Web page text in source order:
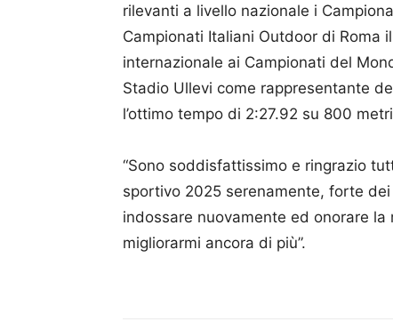
rilevanti a livello nazionale i
Campionati Italiani Outdoor di Roma
internazionale ai Campionati del
Stadio Ullevi come rappresentante
l’ottimo tempo di 2:27.92 su 800
“Sono soddisfattissimo e ringrazio
sportivo 2025 serenamente, forte
indossare nuovamente ed onorare
migliorarmi ancora di più”.